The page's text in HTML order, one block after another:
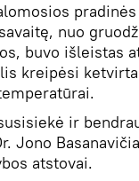
nuo
buvo išleistas
kreipėsi
ir
Jono
atstovai.